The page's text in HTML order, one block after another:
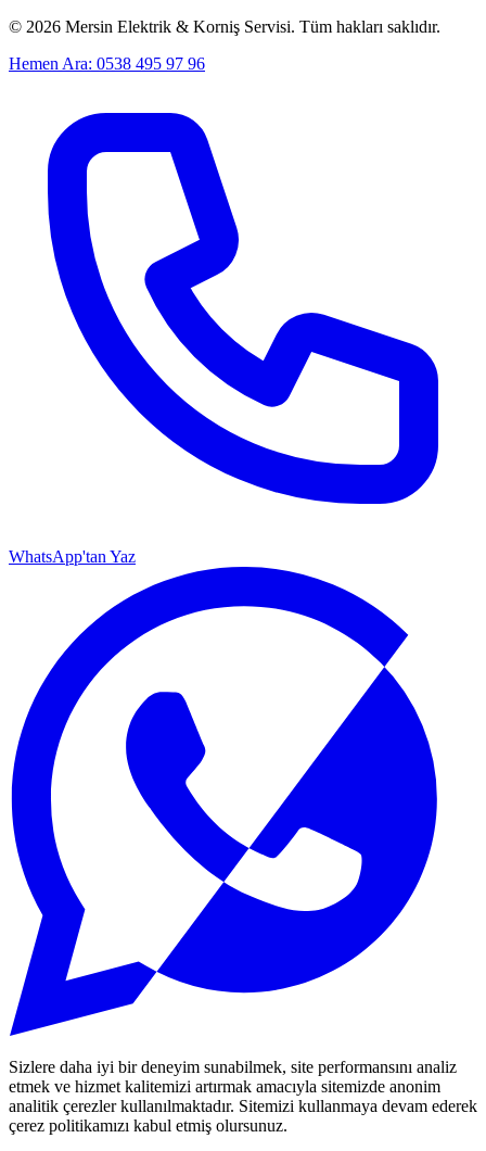
© 2026 Mersin Elektrik & Korniş Servisi. Tüm hakları saklıdır.
Hemen Ara: 0538 495 97 96
WhatsApp'tan Yaz
Sizlere daha iyi bir deneyim sunabilmek, site performansını analiz
etmek ve hizmet kalitemizi artırmak amacıyla sitemizde anonim
analitik çerezler kullanılmaktadır. Sitemizi kullanmaya devam ederek
çerez politikamızı kabul etmiş olursunuz.